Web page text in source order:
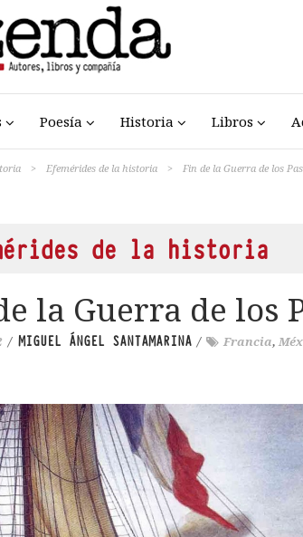
Poesía Historia Libros
> Efemérides de la historia > Fin de la Guerra de los
de la historia
la Guerra de los
/ MIGUEL ÁNGEL SANTAMARINA / Francia,